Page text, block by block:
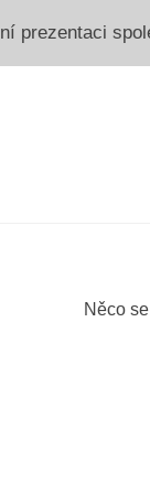
prezentaci
Něco